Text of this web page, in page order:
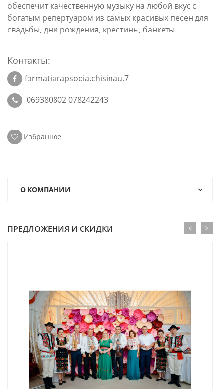
обеспечит качественную музыку на любой вкус с
богатым репертуаром из самых красивых песен для
свадьбы, дни рождения, крестины, банкеты.
Контакты:
formatiarapsodia.chisinau.7
069380802 078242243
Избранное
О КОМПАНИИ
ПРЕДЛОЖЕНИЯ И СКИДКИ